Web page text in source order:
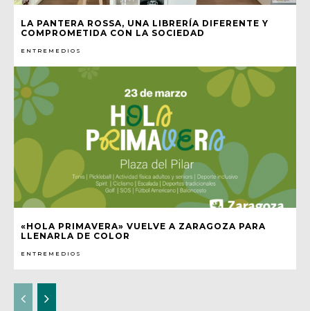
LA PANTERA ROSSA, UNA LIBRERÍA DIFERENTE Y
COMPROMETIDA CON LA SOCIEDAD
ENTREMEDIOS
«HOLA PRIMAVERA» VUELVE A ZARAGOZA PARA
LLENARLA DE COLOR
ENTREMEDIOS